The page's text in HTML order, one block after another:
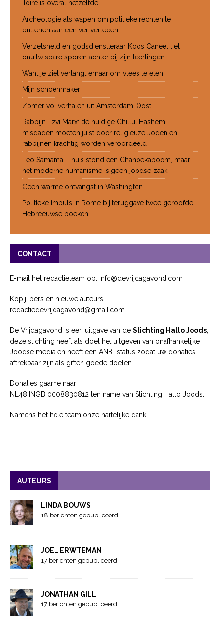
Toire is overal hetzelfde
Archeologie als wapen om politieke rechten te
ontlenen aan een ver verleden
Verzetsheld en godsdienstleraar Koos Caneel liet
onuitwisbare sporen achter bij zijn leerlingen
Want je ziel verlangt ernaar om vlees te eten
Mijn schoenmaker
Zomer vol verhalen uit Amsterdam-Oost
Rabbijn Tzvi Marx: de huidige Chillul Hashem-
misdaden moeten juist door religieuze Joden en
rabbijnen krachtig worden veroordeeld
Leo Samama: Thuis stond een Chanoekaboom, maar
het moderne humanisme is geen joodse zaak
Geen warme ontvangst in Washington
Politieke impuls in Rome bij teruggave twee geroofde
Hebreeuwse boeken
CONTACT
E-mail het redactieteam op: info@devrijdagavond.com
Kopij, pers en nieuwe auteurs:
redactiedevrijdagavond@gmail.com
De Vrijdagavond is een uitgave van de Stichting Hallo Joods
deze stichting heeft als doel het uitgeven van onafhankelijke
Joodse media en heeft een ANBI-status zodat uw donaties
aftrekbaar zijn als giften goede doelen.
Donaties gaarne naar:
NL48 INGB 0008830812 ten name van Stichting Hallo Joods.
Namens het hele team onze hartelijke dank!
AUTEURS
LINDA BOUWS
18 berichten gepubliceerd
JOEL ERWTEMAN
17 berichten gepubliceerd
JONATHAN GILL
17 berichten gepubliceerd